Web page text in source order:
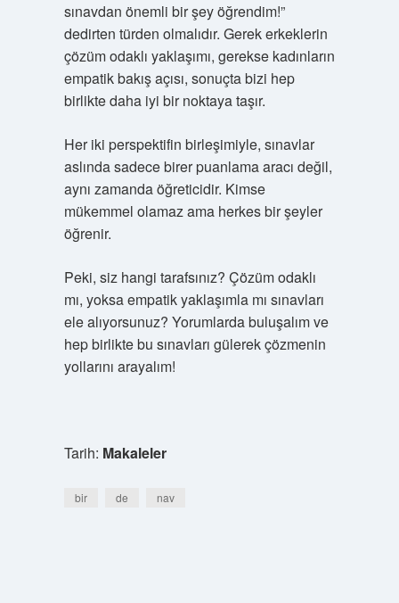
sınavdan önemli bir şey öğrendim!”
dedirten türden olmalıdır. Gerek erkeklerin
çözüm odaklı yaklaşımı, gerekse kadınların
empatik bakış açısı, sonuçta bizi hep
birlikte daha iyi bir noktaya taşır.
Her iki perspektifin birleşimiyle, sınavlar
aslında sadece birer puanlama aracı değil,
aynı zamanda öğreticidir. Kimse
mükemmel olamaz ama herkes bir şeyler
öğrenir.
Peki, siz hangi tarafsınız? Çözüm odaklı
mı, yoksa empatik yaklaşımla mı sınavları
ele alıyorsunuz? Yorumlarda buluşalım ve
hep birlikte bu sınavları gülerek çözmenin
yollarını arayalım!
Tarih: Makaleler
bir de nav